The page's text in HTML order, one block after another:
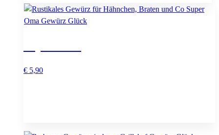
€ 5,90